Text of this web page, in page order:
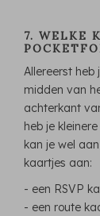
7. WELKE
Allereerst heb
midden van
achterkant
heb je
kan je wel
kaartjes aan:
- een RSVP
- een route